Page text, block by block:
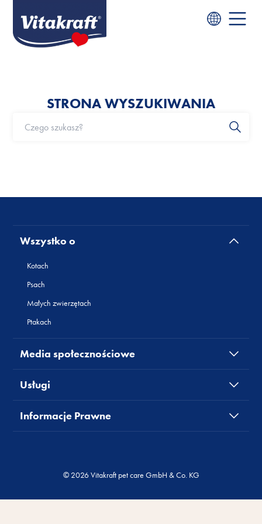
STRONA WYSZUKIWANIA
Wszystko o
Kotach
Psach
Małych zwierzętach
Ptakach
Media społecznościowe
Usługi
Informacje Prawne
© 2026 Vitakraft pet care GmbH & Co. KG